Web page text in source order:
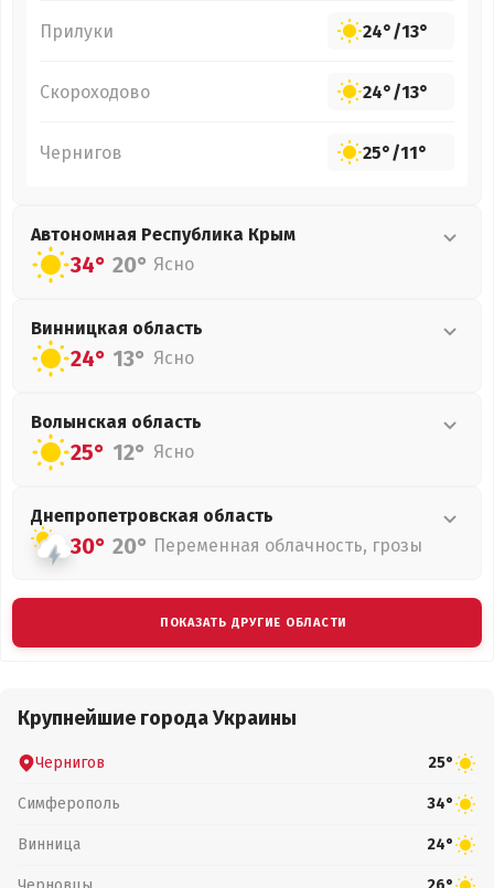
Прилуки 24°/13°
Скороходово 24°/13°
Чернигов 25°/11°
Автономная Республика Крым
34° 20° Ясно
Винницкая область
24° 13° Ясно
Волынская область
25° 12° Ясно
Днепропетровская область
30° 20° Переменная облачность, грозы
ПОКАЗАТЬ ДРУГИЕ ОБЛАСТИ
Крупнейшие города Украины
Чернигов 25°
Симферополь 34°
Винница 24°